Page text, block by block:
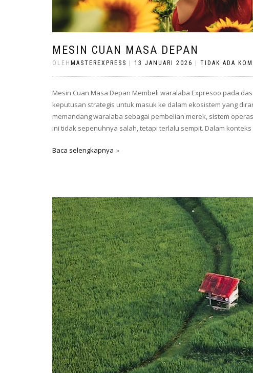
MESIN CUAN MASA DEPAN
OLEH MASTEREXPRESS 13 JANUARI 2026 TIDAK ADA
Mesin Cuan Masa Depan Membeli waralaba Expresoo pada
keputusan strategis untuk masuk ke dalam ekosistem yang
memandang waralaba sebagai pembelian merek, sistem
ini tidak sepenuhnya salah, tetapi terlalu sempit. Dalam
Baca selengkapnya